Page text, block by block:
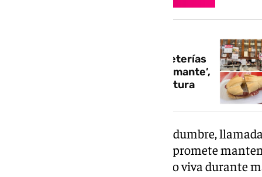
Málaga recupera una de las cafeterías
más antiguas del Centro: ‘El Diamante’,
más cerca de su ansiada reapertura
Tras semanas de mucha incertidumbre,
quedarse con una cafetería que promete
productos que la han mantenido viva durante